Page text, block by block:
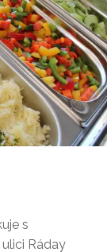
s
Ráday